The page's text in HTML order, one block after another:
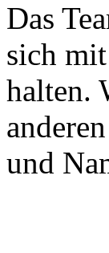
Das
sich
halten.
und